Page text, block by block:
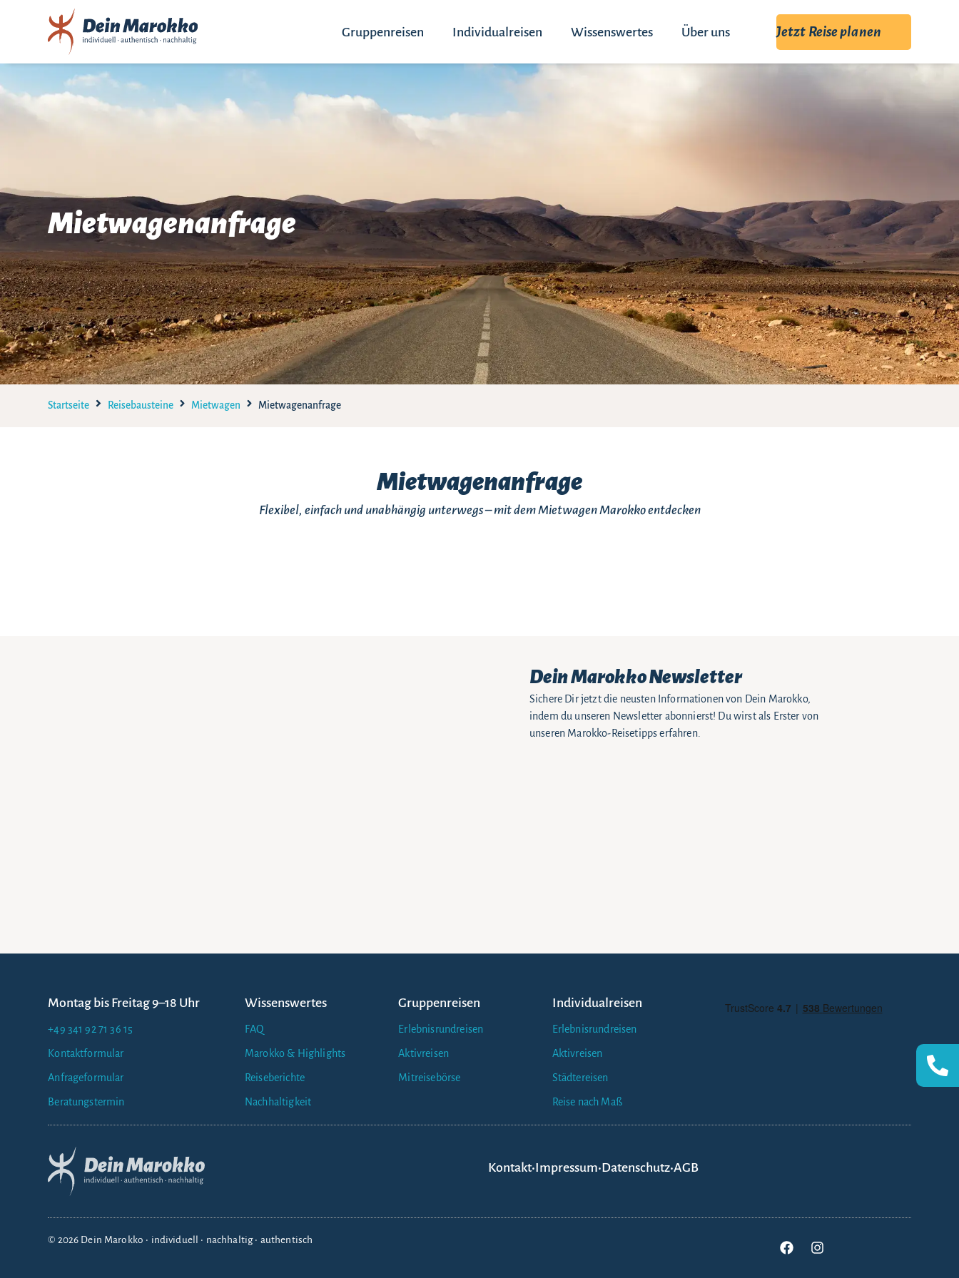
Gruppenreisen Individualreisen Wissenswertes Über uns Jetzt Reise planen
Mietwagenanfrage
Startseite Reisebausteine Mietwagen Mietwagenanfrage
Mietwagenanfrage
Flexibel, einfach und unabhängig unterwegs – mit dem Mietwagen Marokko entdecken
Dein Marokko Newsletter
Sichere Dir jetzt die neusten Informationen von Dein Marokko,
indem du unseren Newsletter abonnierst! Du wirst als Erster von
unseren Marokko-Reisetipps erfahren.
Montag bis Freitag 9–18 Uhr
+49 341 92 71 36 15
Kontaktformular
Anfrageformular
Beratungstermin
Wissenswertes
FAQ
Marokko & Highlights
Reiseberichte
Nachhaltigkeit
Gruppenreisen
Erlebnisrundreisen
Aktivreisen
Mitreisebörse
Individualreisen
Erlebnisrundreisen
Aktivreisen
Städtereisen
Reise nach Maß
Kontakt•Impressum•Datenschutz•AGB
© 2026 Dein Marokko • individuell • nachhaltig • authentisch